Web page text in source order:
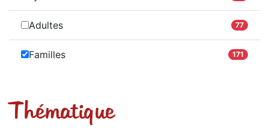
Adultes 77
Familles 171
Thématique